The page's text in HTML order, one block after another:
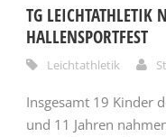
TG LEICHTATHLETIK
HALLENSPORTFEST
Leichtathletik
Insgesamt 19 Kinder
und 11 Jahren